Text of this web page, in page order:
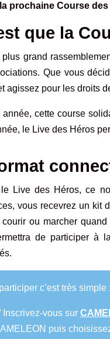
prochaine Course
que la
plus grand
Que vous
agissez pour les droits
année, cette course
le Live des Héros
Live des Héros, ce
vous recevrez un kit
courir ou marcher
de participer à
c’est très simple :
Inscrivez-vous sur
puis